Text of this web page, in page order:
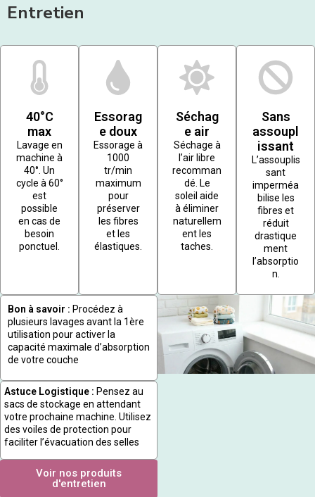
Entretien
40°C
max
Lavage en
machine à
40°. Un
cycle à 60°
est
possible
en cas de
besoin
ponctuel.
Essorag
e doux
Essorage à
1000
tr/min
maximum
pour
préserver
les fibres
et les
élastiques.
Séchag
e air
Séchage à
l’air libre
recomman
dé. Le
soleil aide
à éliminer
naturellem
ent les
taches.
Sans
assoupl
issant
L’assouplis
sant
imperméa
bilise les
fibres et
réduit
drastique
ment
l’absorptio
n.
Bon à savoir : Procédez à
plusieurs lavages avant la 1ère
utilisation pour activer la
capacité maximale d’absorption
de votre couche
Astuce Logistique : Pensez au
sacs de stockage en attendant
votre prochaine machine. Utilisez
des voiles de protection pour
faciliter l’évacuation des selles
Voir nos produits
d'entretien